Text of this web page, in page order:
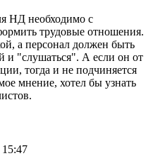
НД необходимо с
трудовые отношения.
а персонал должен быть
и "слушаться". А если он от
тогда и не подчиняется
мнение, хотел бы узнать
15:47